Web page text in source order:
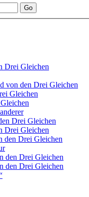
Drei Gleichen
von den Drei Gleichen
Gleichen
Drei Gleichen
Drei Gleichen
den Drei Gleichen
den Drei Gleichen
den Drei Gleichen